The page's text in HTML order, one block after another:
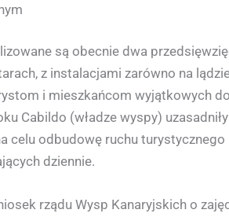
są obecnie dwa
z instalacjami zarówno na
i mieszkańcom wyjątkowych
Cabildo (władze wyspy)
celu odbudowę ruchu
dziennie.
rządu Wysp Kanaryjskich o